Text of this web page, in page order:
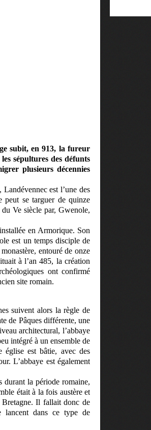
subit, en 913, la fureur
sépultures des défunts
plusieurs décennies
est l’une des
peut se targuer de quinze
Ve siècle par, Gwenole,
en Armorique. Son
est un temps disciple de
entouré de onze
à l’an 485, la création
ont confirmé
site romain.
suivent alors la règle de
de Pâques différente, une
architectural, l’abbaye
intégré à un ensemble de
est bâtie, avec des
L’abbaye est également
durant la période romaine,
était à la fois austère et
Bretagne. Il fallait donc de
lancent dans ce type de